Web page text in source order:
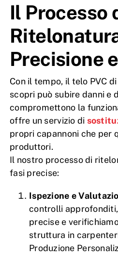
Il Processo
Precisione
Con il tempo, il telo PVC
scopri può subire danni e
compromettono la
offre un servizio di
propri capannoni che per
produttori.
Il nostro processo di
fasi precise:
Ispezione e
controlli
precise e
struttura in
Produzione